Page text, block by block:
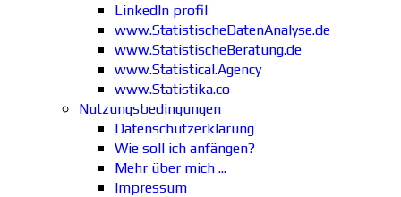
LinkedIn profil
www.StatistischeDatenAnalyse.de
www.StatistischeBeratung.de
www.Statistical.Agency
www.Statistika.co
Nutzungsbedingungen
Datenschutzerklärung
Wie soll ich anfängen?
Mehr über mich ...
Impressum